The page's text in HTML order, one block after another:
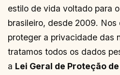
estilo de vida voltado para
brasileiro, desde 2009. Nos
proteger a privacidade das
tratamos todos os dados
a Lei Geral de Proteção